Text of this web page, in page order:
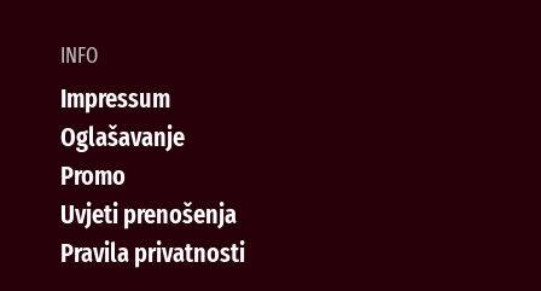
INFO
Impressum
Oglašavanje
Promo
Uvjeti prenošenja
Pravila privatnosti